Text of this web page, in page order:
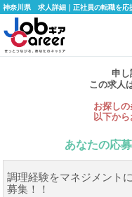
神奈川県 求人詳細｜正社員の転職を応
申し
この求人
お探し
以下から
あなたの応
調理経験をマネジメント
募集！！